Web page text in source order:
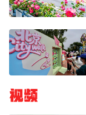
视频